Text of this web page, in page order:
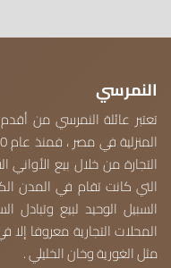
النمرسي
تعتبر عائلة النمرسي من
التجارة من خلال بيع الأواني
التي كانت تقام في المدن
السبيل الوحيد لبيع
المحلات التجارية معروفا
مثل الغورية وخان الخليلي .